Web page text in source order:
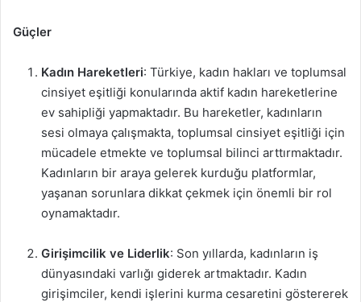
Güçler
Kadın Hareketleri: Türkiye, kadın hakları ve toplumsal
cinsiyet eşitliği konularında aktif kadın hareketlerine
ev sahipliği yapmaktadır. Bu hareketler, kadınların
sesi olmaya çalışmakta, toplumsal cinsiyet eşitliği için
mücadele etmekte ve toplumsal bilinci arttırmaktadır.
Kadınların bir araya gelerek kurduğu platformlar,
yaşanan sorunlara dikkat çekmek için önemli bir rol
oynamaktadır.
Girişimcilik ve Liderlik: Son yıllarda, kadınların iş
dünyasındaki varlığı giderek artmaktadır. Kadın
girişimciler, kendi işlerini kurma cesaretini göstererek